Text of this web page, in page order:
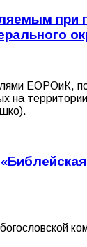
ЕОРОиК,
на